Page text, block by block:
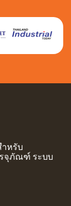
ำหรับ
รจุภัณฑ์ ระบบ